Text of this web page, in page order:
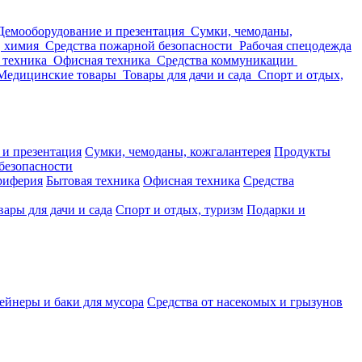
и презентация Сумки, чемоданы,
химия Средства пожарной безопасности Рабочая спецодежда
Офисная техника Средства коммуникации
товары Товары для дачи и сада Спорт и отдых,
презентация Сумки, чемоданы, кожгалантерея Продукты
Бытовая техника Офисная техника Средства
для дачи и сада Спорт и отдых, туризм Подарки и
и баки для мусора Средства от насекомых и грызунов